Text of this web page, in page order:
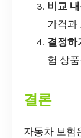
비교
가격과
결정하
험 상
결론
자동차 보험